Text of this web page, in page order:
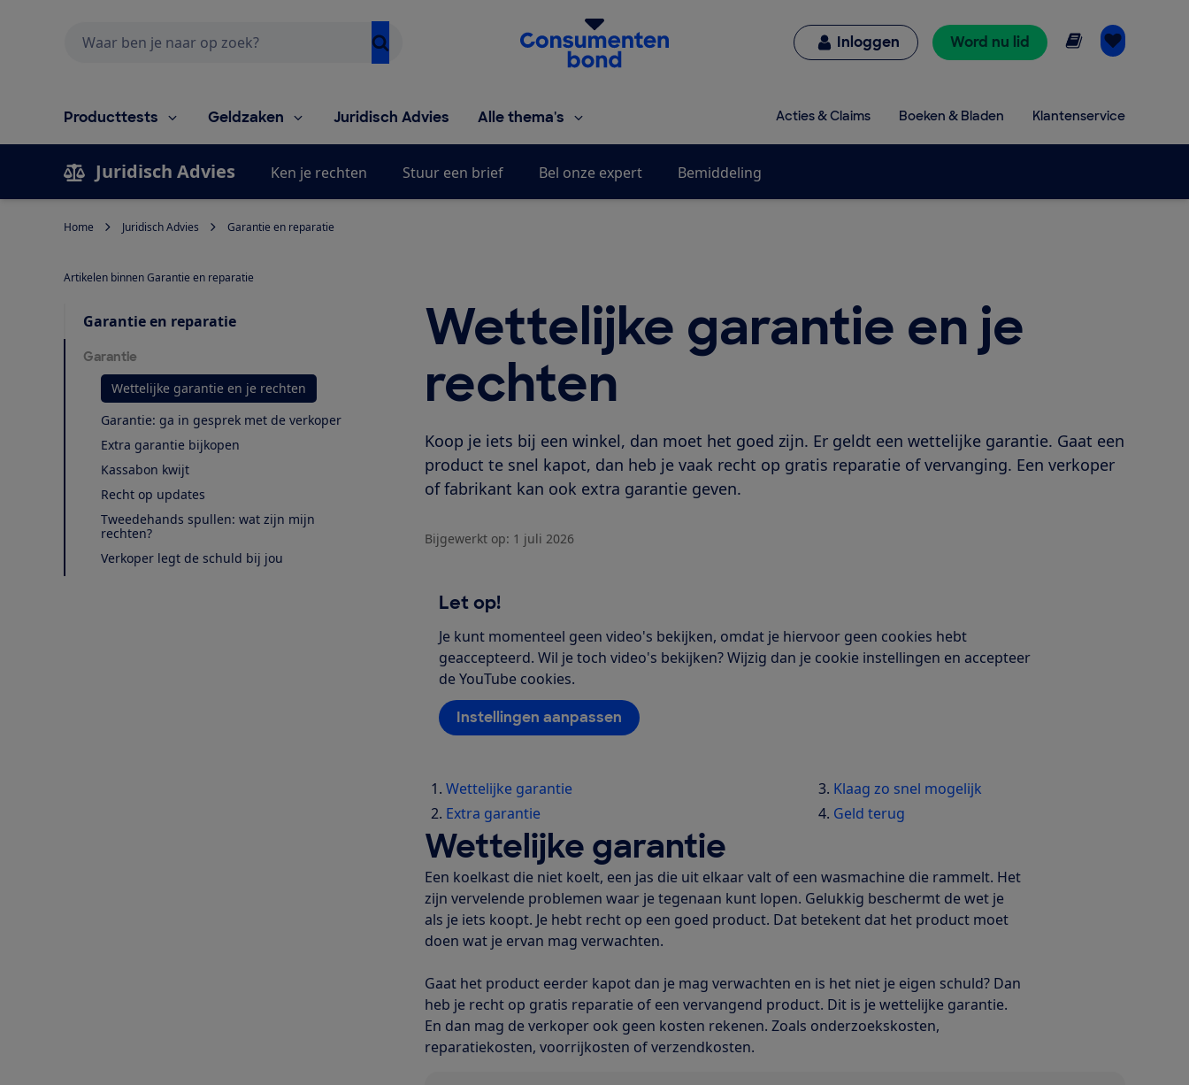
Homepage van de Consumentenbond
Inloggen Word nu lid Online lezen
Producttests Geldzaken Juridisch Advies Alle thema's Acties & Claims Boeken & Bladen Klantenservice
Juridisch Advies Ken je rechten Stuur een brief Bel onze expert Bemiddeling
Home Juridisch Advies Garantie en reparatie
Wettelijke garantie en je
rechten
Koop je iets bij een winkel, dan moet het goed zijn. Er geldt een wettelijke garantie. Gaat een
product te snel kapot, dan heb je vaak recht op gratis reparatie of vervanging. Een verkoper
of fabrikant kan ook extra garantie geven.
Bijgewerkt op: 1 juli 2026
Let op!
Je kunt momenteel geen video's bekijken, omdat je hiervoor geen cookies hebt
geaccepteerd. Wil je toch video's bekijken? Wijzig dan je cookie instellingen en accepteer
de YouTube cookies.
Instellingen aanpassen
Wettelijke garantie
Extra garantie
Klaag zo snel mogelijk
Geld terug
Wettelijke garantie
Een koelkast die niet koelt, een jas die uit elkaar valt of een wasmachine die rammelt. Het
zijn vervelende problemen waar je tegenaan kunt lopen. Gelukkig beschermt de wet je
als je iets koopt. Je hebt recht op een goed product. Dat betekent dat het product moet
doen wat je ervan mag verwachten.
Gaat het product eerder kapot dan je mag verwachten en is het niet je eigen schuld? Dan
heb je recht op gratis reparatie of een vervangend product. Dit is je wettelijke garantie.
En dan mag de verkoper ook geen kosten rekenen. Zoals onderzoekskosten,
reparatiekosten, voorrijkosten of verzendkosten.
Artikelen binnen Garantie en reparatie
Garantie en reparatie
Garantie
Wettelijke garantie en je rechten
Garantie: ga in gesprek met de verkoper
Extra garantie bijkopen
Kassabon kwijt
Recht op updates
Tweedehands spullen: wat zijn mijn
rechten?
Verkoper legt de schuld bij jou